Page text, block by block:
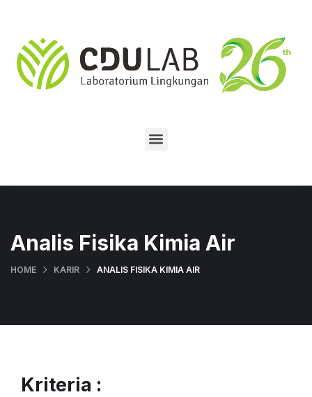
Analis Fisika Kimia Air
HOME KARIR ANALIS FISIKA KIMIA AIR
Kriteria :